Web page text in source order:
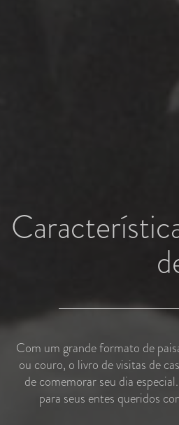
Com um grande formato de
ou couro, o livro de visitas de
de comemorar seu dia
para seus entes queridos